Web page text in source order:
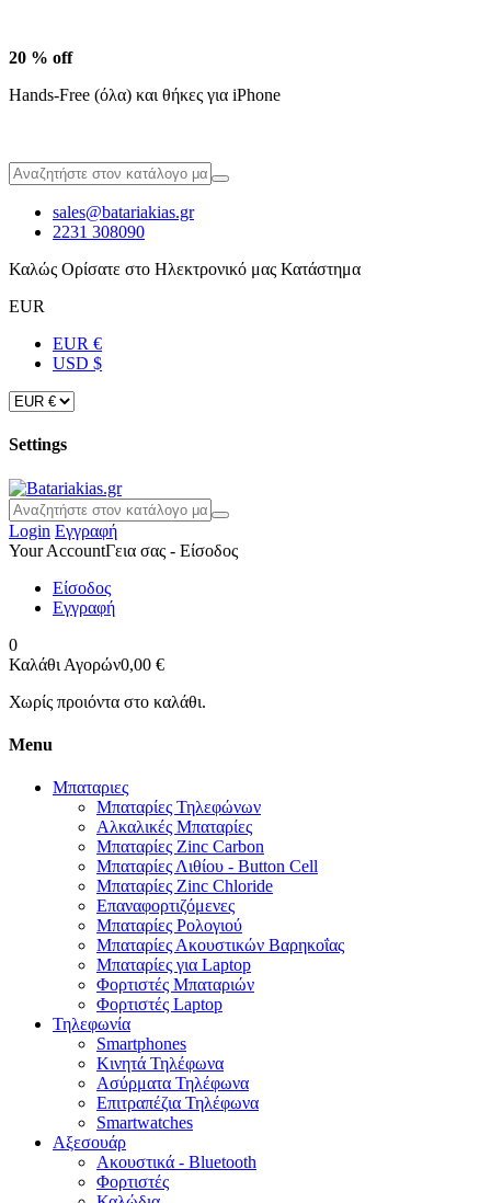
20 % off
Hands-Free (όλα) και θήκες για iPhone
sales@batariakias.gr
2231 308090
Καλώς Ορίσατε στο Ηλεκτρονικό μας Κατάστημα
EUR
EUR €
USD $
Settings
Login Εγγραφή
Your AccountΓεια σας - Είσοδος
Είσοδος
Εγγραφή
0
Καλάθι Αγορών0,00 €
Χωρίς προιόντα στο καλάθι.
Menu
Μπαταριες
Μπαταρίες Τηλεφώνων
Αλκαλικές Μπαταρίες
Μπαταρίες Zinc Carbon
Μπαταρίες Λιθίου - Button Cell
Μπαταρίες Zinc Chloride
Επαναφορτιζόμενες
Μπαταρίες Ρολογιού
Μπαταρίες Ακουστικών Βαρηκοΐας
Μπαταρίες για Laptop
Φορτιστές Μπαταριών
Φορτιστές Laptop
Τηλεφωνία
Smartphones
Κινητά Τηλέφωνα
Ασύρματα Τηλέφωνα
Επιτραπέζια Τηλέφωνα
Smartwatches
Αξεσουάρ
Ακουστικά - Bluetooth
Φορτιστές